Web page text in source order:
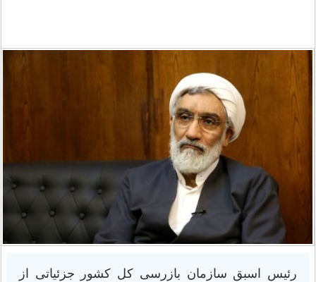
رئیس اسبق سازمان بازرسی کل کشور جزئیاتی از